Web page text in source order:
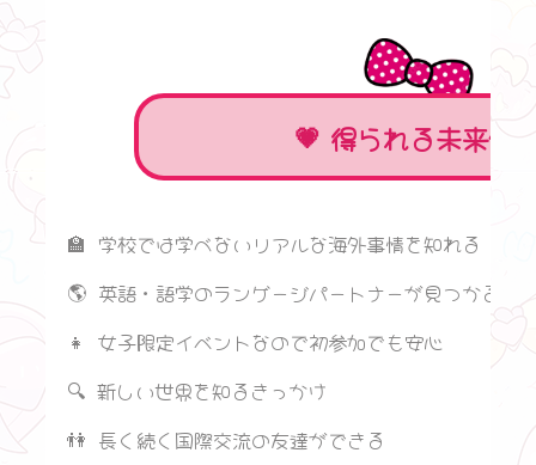
得られる未来像
🏫 学校では学べないリアルな海外事情を知れる
🌎 英語・語学のランゲージパートナーが見つかるチ
👧 女子限定イベントなので初参加でも安心
🔍 新しい世界を知るきっかけ
👫 長く続く国際交流の友達ができる